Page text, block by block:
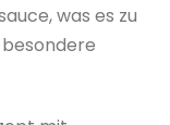
was es zu